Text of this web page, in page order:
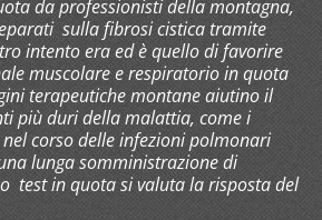
da professionisti della montagna,
sulla fibrosi cistica tramite
intento era ed è quello di favorire
muscolare e respiratorio in quota
terapeutiche montane aiutino il
più duri della malattia, come i
corso delle infezioni polmonari
lunga somministrazione di
test in quota si valuta la risposta del